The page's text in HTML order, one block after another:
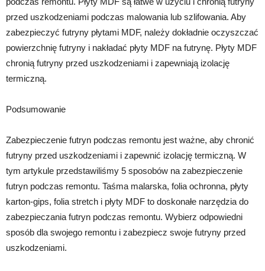
przed uszkodzeniami podczas malowania lub szlifowania. Aby
zabezpieczyć futryny płytami MDF, należy dokładnie oczyszczać
powierzchnię futryny i nakładać płyty MDF na futrynę. Płyty MDF
chronią futryny przed uszkodzeniami i zapewniają izolację
termiczną.
Podsumowanie
Zabezpieczenie futryn podczas remontu jest ważne, aby chronić
futryny przed uszkodzeniami i zapewnić izolację termiczną. W
tym artykule przedstawiliśmy 5 sposobów na zabezpieczenie
futryn podczas remontu. Taśma malarska, folia ochronna, płyty
karton-gips, folia stretch i płyty MDF to doskonałe narzędzia do
zabezpieczania futryn podczas remontu. Wybierz odpowiedni
sposób dla swojego remontu i zabezpiecz swoje futryny przed
uszkodzeniami.